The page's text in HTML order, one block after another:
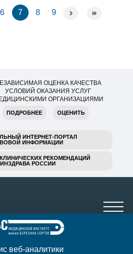
6 7 8 9
ОЦЕНКА КАЧЕСТВА
УСЛОВИЙ ОКАЗАНИЯ УСЛУГ
ОРГАНИЗАЦИЯМИ
ПОДРОБНЕЕ ОЦЕНИТЬ
ИНТЕРНЕТ-ПОРТАЛ
ИНФОРМАЦИИ
РЕКОМЕНДАЦИЙ
РОССИИ
веб-аналитики